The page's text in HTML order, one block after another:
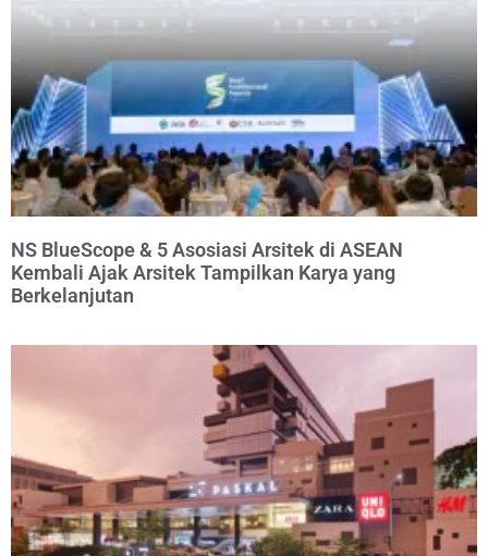
NS BlueScope & 5 Asosiasi Arsitek di ASEAN
Kembali Ajak Arsitek Tampilkan Karya yang
Berkelanjutan